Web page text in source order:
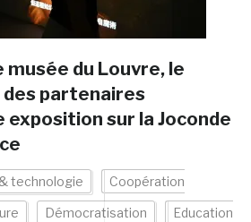
musée du Louvre, le
des partenaires
sur la Joconde
technologie Coopération
Démocratisation Education